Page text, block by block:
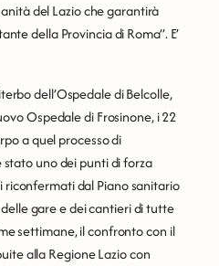
del Lazio che garantirà
della Provincia di Roma”. E’
dell’Ospedale di Belcolle,
Ospedale di Frosinone, i 22
a quel processo di
uno dei punti di forza
riconfermati dal Piano sanitario
gare e dei cantieri di tutte
settimane, il confronto con il
alla Regione Lazio con